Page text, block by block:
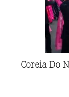
Coreia Do